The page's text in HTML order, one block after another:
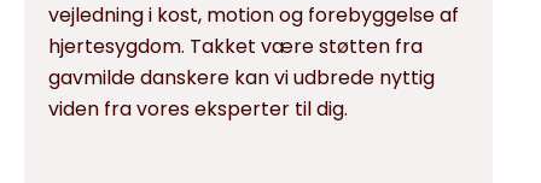
vejledning i kost, motion og forebyggelse af
hjertesygdom. Takket være støtten fra
gavmilde danskere kan vi udbrede nyttig
viden fra vores eksperter til dig.